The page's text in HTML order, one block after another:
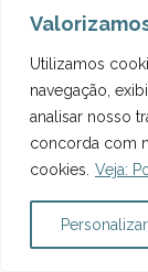
Utilizamos
navegação,
analisar nosso
concorda com
cookies. Veja:
Personalizar